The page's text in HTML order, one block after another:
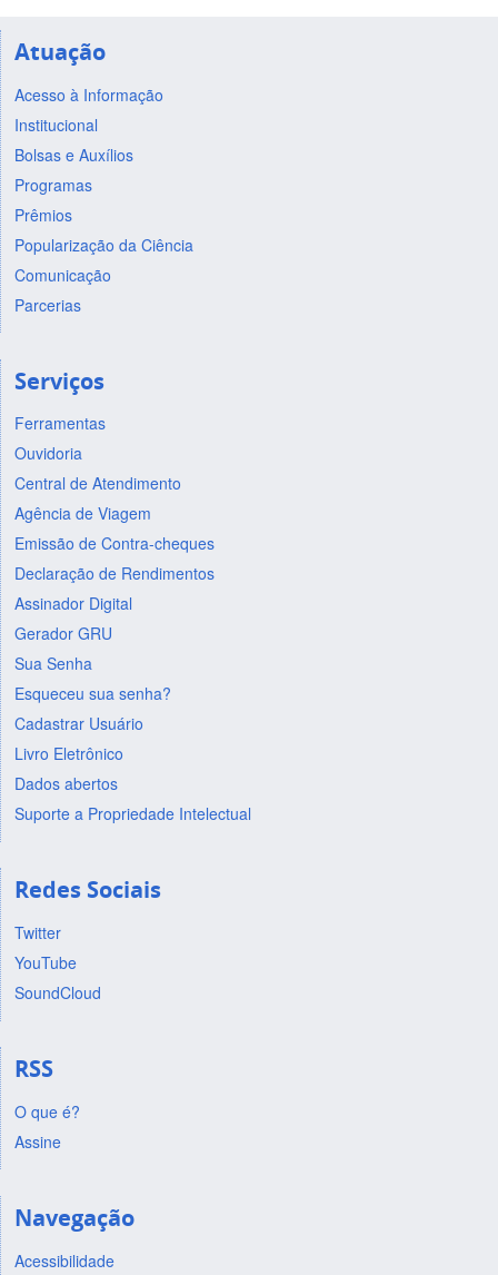
Atuação
Acesso à Informação
Institucional
Bolsas e Auxílios
Programas
Prêmios
Popularização da Ciência
Comunicação
Parcerias
Serviços
Ferramentas
Ouvidoria
Central de Atendimento
Agência de Viagem
Emissão de Contra-cheques
Declaração de Rendimentos
Assinador Digital
Gerador GRU
Sua Senha
Esqueceu sua senha?
Cadastrar Usuário
Livro Eletrônico
Dados abertos
Suporte a Propriedade Intelectual
Redes Sociais
Twitter
YouTube
SoundCloud
RSS
O que é?
Assine
Navegação
Acessibilidade